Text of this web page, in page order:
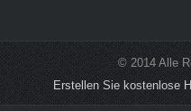
© 2014 Alle
Erstellen Sie kostenlose